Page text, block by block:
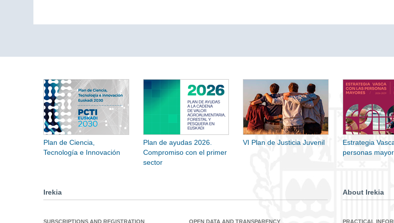
Plan de Ciencia,
Tecnología e Innovación
Plan de ayudas 2026.
Compromiso con el primer
sector
VI Plan de Justicia Juvenil
Estrategia
personas
Irekia
SUBSCRIPTIONS AND REGISTRATION OPEN DATA AND TRANSPARENCY
About Irekia
PRACTICAL